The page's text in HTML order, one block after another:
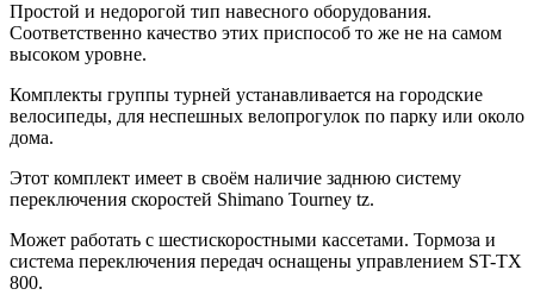
Простой и недорогой тип навесного оборудования.
Соответственно качество этих приспособ то же не на самом
высоком уровне.
Комплекты группы турней устанавливается на городские
велосипеды, для неспешных велопрогулок по парку или около
дома.
Этот комплект имеет в своём наличие заднюю систему
переключения скоростей Shimano Tourney tz.
Может работать с шестискоростными кассетами. Тормоза и
система переключения передач оснащены управлением ST-TX
800.